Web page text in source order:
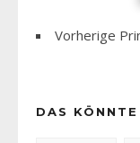
Vorherige
DAS